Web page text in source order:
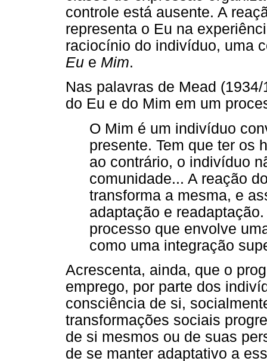
controle está ausente. A
representa o Eu na
raciocínio do indivíduo, uma
Eu e Mim.
Nas palavras de Mead
do Eu e do Mim em um
O Mim é um indivíduo
presente. Tem que ter os
ao contrário, o indivíduo
comunidade... A reação
transforma a mesma, e
adaptação e
processo que envolve
como uma integração
Acrescenta, ainda, que o
emprego, por parte dos
consciência de si,
transformações sociais
de si mesmos ou de suas
de se manter adaptativo a